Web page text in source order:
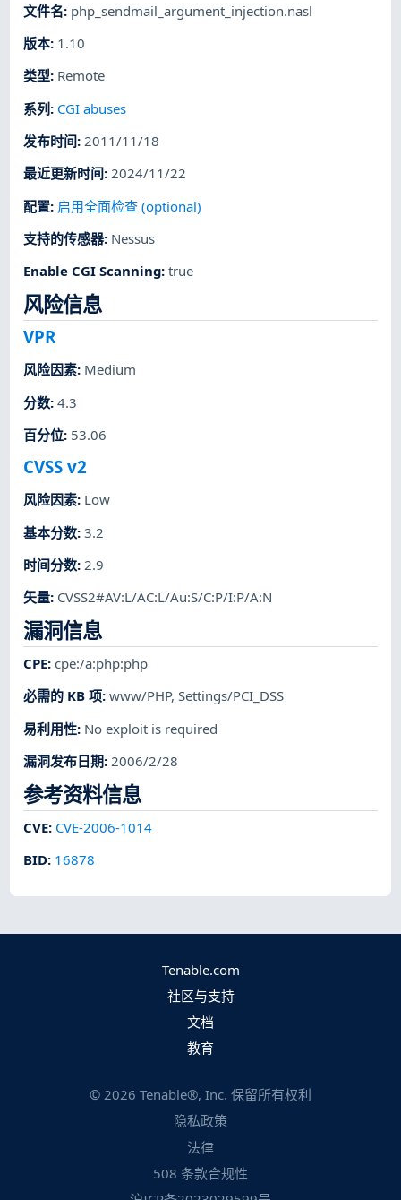
文件名: php_sendmail_argument_injection.nasl
版本: 1.10
类型: Remote
系列: CGI abuses
发布时间:2011/11/18
最近更新时间:2024/11/22
配置: 启用全面检查 (optional)
支持的传感器: Nessus
Enable CGI Scanning:true
风险信息
VPR
风险因素: Medium
分数:4.3
百分位: 53.06
CVSS v2
风险因素: Low
基本分数:3.2
时间分数: 2.9
矢量: CVSS2#AV:L/AC:L/Au:S/C:P/I:P/A:N
漏洞信息
CPE:cpe:/a:php:php
必需的 KB 项:www/PHP,Settings/PCI_DSS
易利用性: No exploit is required
漏洞发布日期: 2006/2/28
参考资料信息
CVE: CVE-2006-1014
BID: 16878
Tenable.com
社区与支持
文档
教育
© 2026 Tenable®, Inc. 保留所有权利
隐私政策
法律
508 条款合规性